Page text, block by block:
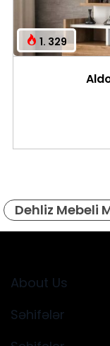
1. 329
Dehliz Mebeli
About Us
Səhifələr